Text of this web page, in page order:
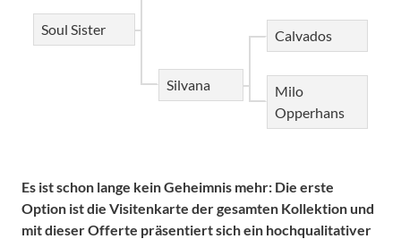
Soul Sister
Silvana
Calvados
Milo
Opperhans
Es ist schon lange kein Geheimnis mehr: Die erste
Option ist die Visitenkarte der gesamten Kollektion und
mit dieser Offerte präsentiert sich ein hochqualitativer